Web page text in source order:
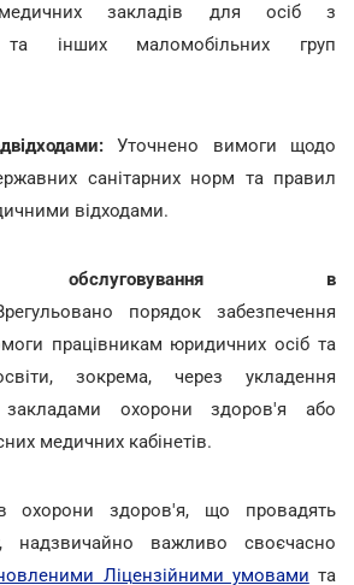
медичних закладів для осіб з
та інших маломобільних груп
Уточнено вимоги щодо
санітарних норм та правил
відходами.
обслуговування в
порядок забезпечення
працівникам юридичних осіб та
зокрема, через укладення
закладами охорони здоров'я або
медичних кабінетів.
охорони здоров'я, що провадять
надзвичайно важливо своєчасно
Ліцензійними умовами та